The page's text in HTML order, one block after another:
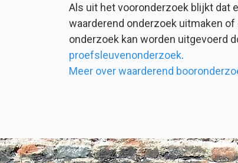
Als uit het vooronderzoek blijkt dat
waarderend onderzoek uitmaken
onderzoek kan worden uitgevoerd
proefsleuvenonderzoek.
Meer over waarderend